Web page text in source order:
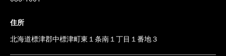
住所
北海道標津郡中標津町東１条南１丁目１番地３